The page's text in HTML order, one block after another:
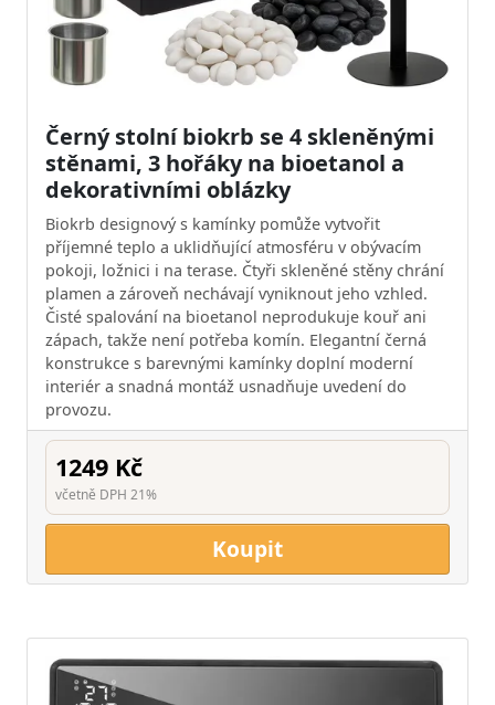
Černý stolní biokrb se 4 skleněnými
stěnami, 3 hořáky na bioetanol a
dekorativními oblázky
Biokrb designový s kamínky pomůže vytvořit
příjemné teplo a uklidňující atmosféru v obývacím
pokoji, ložnici i na terase. Čtyři skleněné stěny chrání
plamen a zároveň nechávají vyniknout jeho vzhled.
Čisté spalování na bioetanol neprodukuje kouř ani
zápach, takže není potřeba komín. Elegantní černá
konstrukce s barevnými kamínky doplní moderní
interiér a snadná montáž usnadňuje uvedení do
provozu.
1249 Kč
včetně DPH 21%
Koupit